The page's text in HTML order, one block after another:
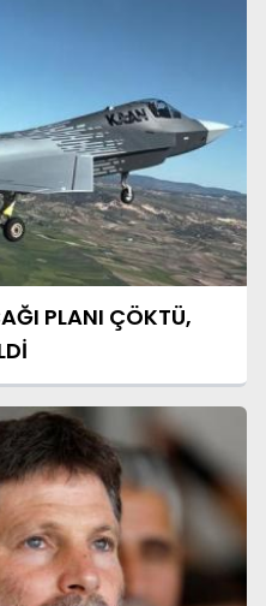
PLANI ÇÖKTÜ,